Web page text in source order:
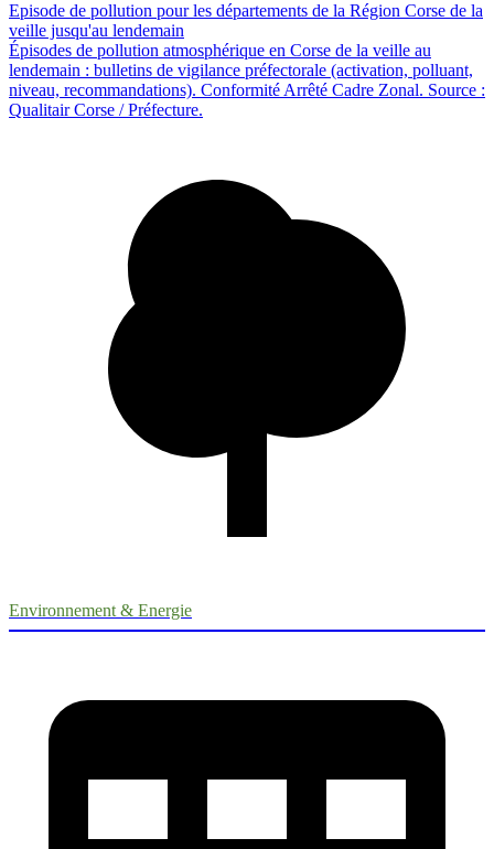
Episode de pollution pour les départements de la Région Corse de la
veille jusqu'au lendemain
Épisodes de pollution atmosphérique en Corse de la veille au
lendemain : bulletins de vigilance préfectorale (activation, polluant,
niveau, recommandations). Conformité Arrêté Cadre Zonal. Source :
Qualitair Corse / Préfecture.
Environnement & Energie